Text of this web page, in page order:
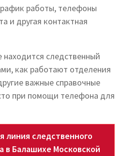
работы, телефоны
и другая контактная
находится следственный
как работают отделения
важные справочные
при помощи телефона для
линия следственного
в Балашихе Московской